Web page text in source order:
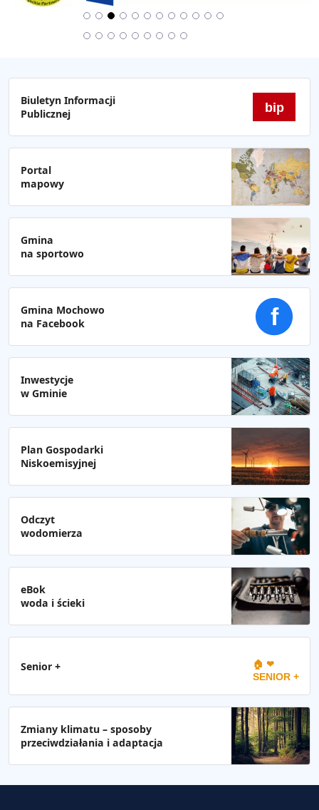
Biuletyn Informacji
Publicznej
bip
Portal
mapowy
Gmina
na sportowo
Gmina Mochowo
na Facebook
f
Inwestycje
w Gminie
Plan Gospodarki
Niskoemisyjnej
Odczyt
wodomierza
eBok
woda i ścieki
Senior + 🏠 ❤
SENIOR +
Zmiany klimatu – sposoby
przeciwdziałania i adaptacja